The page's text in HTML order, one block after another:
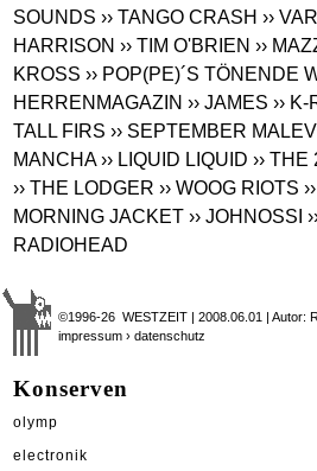
SOUNDS ›› TANGO CRASH ››
HARRISON ›› TIM O'BRIEN ››
KROSS ›› POP(PE)´S TÖNENDE
HERRENMAGAZIN ›› JAMES ››
TALL FIRS ›› SEPTEMBER
MANCHA ›› LIQUID LIQUID ›› THE
›› THE LODGER ›› WOOG RIOTS
MORNING JACKET ›› JOHNOSSI
RADIOHEAD
©1996-26 WESTZEIT | 2008.06.01 | Autor:
impressum › datenschutz
Konserven
olymp
electronik